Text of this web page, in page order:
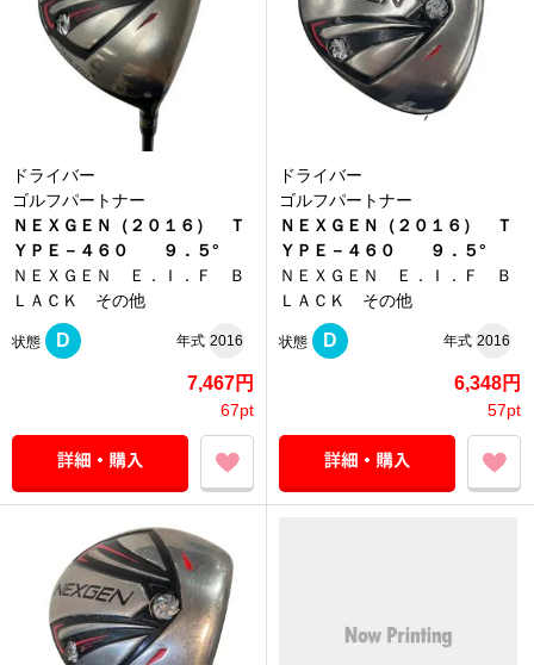
ドライバー
ゴルフパートナー
ＮＥＸＧＥＮ（２０１６） Ｔ
ＹＰＥ－４６０ ９．５°
ＮＥＸＧＥＮ Ｅ．Ｉ．Ｆ Ｂ
ＬＡＣＫ その他
状態 D 年式 2016
7,467円
67pt
ドライバー
ゴルフパートナー
ＮＥＸＧＥＮ（２０１６） Ｔ
ＹＰＥ－４６０ ９．５°
ＮＥＸＧＥＮ Ｅ．Ｉ．Ｆ Ｂ
ＬＡＣＫ その他
状態 D 年式 2016
6,348円
57pt